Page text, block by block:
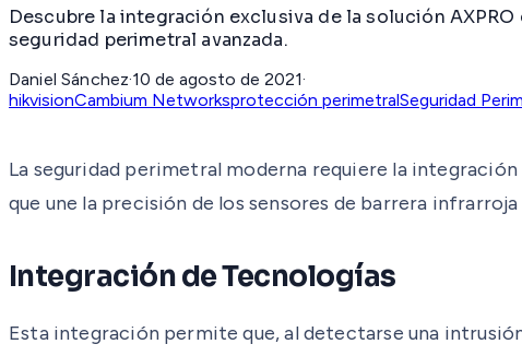
Descubre la integración exclusiva de la solución
seguridad perimetral avanzada.
Daniel Sánchez·10 de agosto de 2021·
hikvisionCambium Networksprotección perimetralSeguridad
La seguridad perimetral moderna requiere la
que une la precisión de los sensores de barrera
Integración de Tecnologías
Esta integración permite que, al detectarse una